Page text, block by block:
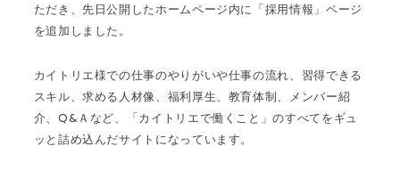
ただき、先日公開したホームページ内に「採用情報」ページ
を追加しました。
カイトリエ様での仕事のやりがいや仕事の流れ、習得できる
スキル、求める人材像、福利厚生、教育体制、メンバー紹
介、Q&Ａなど、「カイトリエで働くこと」のすべてをギュ
ッと詰め込んだサイトになっています。